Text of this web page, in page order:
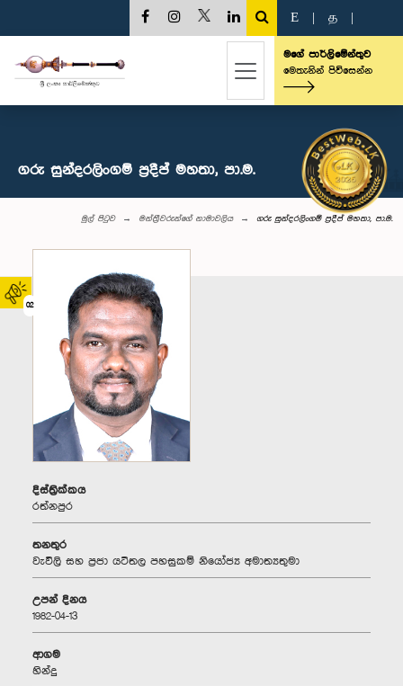
02
E த
මගේ පාර්ලිමේන්තුව
මෙතැනින් පිවිසෙන්න
ගරු සුන්දරලිංගම් ප්‍රදීප් මහතා, පා.ම.
මුල් පිටුව මන්ත්‍රීවරුන්‌ගේ නාමාවලිය ගරු සුන්දරලිංගම් ප්‍රදීප් මහතා, පා.ම.
දිස්ත්‍රික්කය
රත්නපුර
තනතුර
වැවිලි සහ ප්‍රජා යටිතල පහසුකම් නියෝජ්‍ය අමාත්‍යතුමා
උපන් දිනය
1982-04-13
ආගම
හින්දු